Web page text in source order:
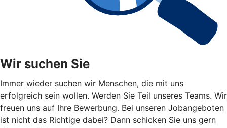
Wir suchen Sie
Immer wieder suchen wir Menschen, die mit uns
erfolgreich sein wollen. Werden Sie Teil unseres Teams. Wir
freuen uns auf Ihre Bewerbung. Bei unseren Jobangeboten
ist nicht das Richtige dabei? Dann schicken Sie uns gern